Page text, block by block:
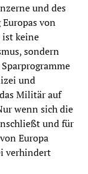
und des
von
ist keine
sondern
und
Militär auf
wenn sich die
und für
Europa
verhindert